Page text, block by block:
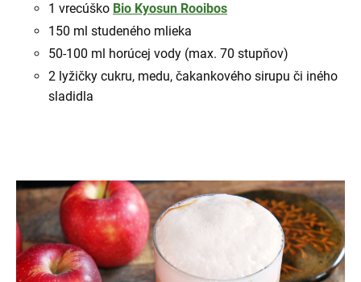
1 vrecúško Bio Kyosun Rooibos
150 ml studeného mlieka
50-100 ml horúcej vody (max. 70 stupňov)
2 lyžičky cukru, medu, čakankového sirupu či iného
sladidla